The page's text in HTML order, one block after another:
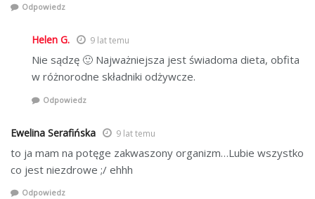
Odpowiedz
Helen G. 9 lat temu
Nie sądzę 🙂 Najważniejsza jest świadoma dieta, obfita
w różnorodne składniki odżywcze.
Odpowiedz
Ewelina Serafińska 9 lat temu
to ja mam na potęge zakwaszony organizm…Lubie wszystko
co jest niezdrowe ;/ ehhh
Odpowiedz